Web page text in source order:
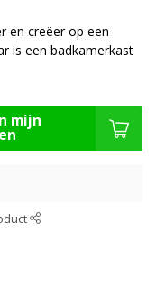
en creëer op een
is een badkamerkast
mijn